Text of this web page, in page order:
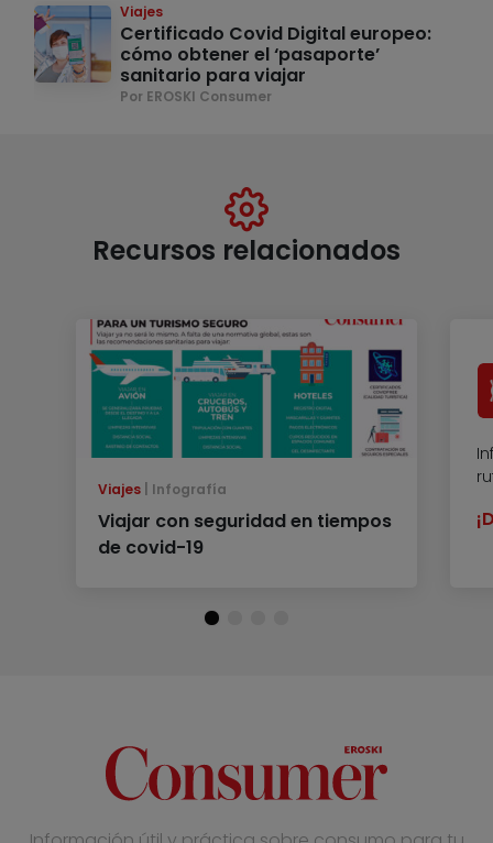
Viajes
Certificado Covid Digital europeo:
cómo obtener el ‘pasaporte’
sanitario para viajar
Por EROSKI Consumer
Recursos relacionados
Viajes Infografía
Viajar con seguridad en tiempos
de covid-19